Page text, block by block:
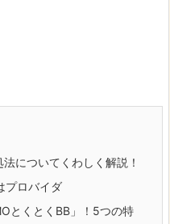
についてくわしく解説！
プロバイダ
とくとくBB」！5つの特